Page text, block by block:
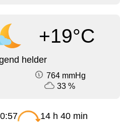
+19°C
helder
764 mmHg
33 %
14 h 40 min